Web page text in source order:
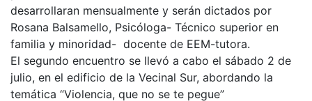
desarrollaran mensualmente y serán dictados por
Rosana Balsamello, Psicóloga- Técnico superior en
familia y minoridad- docente de EEM-tutora.
El segundo encuentro se llevó a cabo el sábado 2 de
julio, en el edificio de la Vecinal Sur, abordando la
temática “Violencia, que no se te pegue”